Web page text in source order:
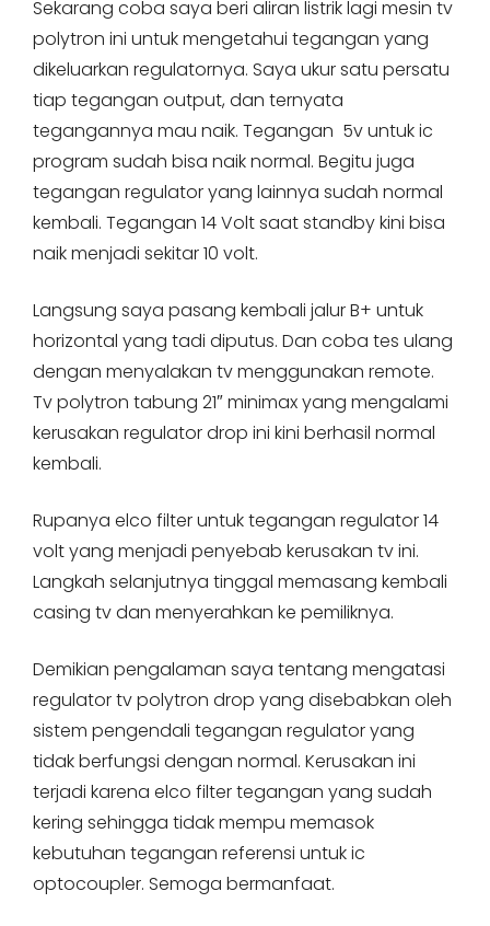
Sekarang coba saya beri aliran listrik lagi mesin tv
polytron ini untuk mengetahui tegangan yang
dikeluarkan regulatornya. Saya ukur satu persatu
tiap tegangan output, dan ternyata
tegangannya mau naik. Tegangan 5v untuk ic
program sudah bisa naik normal. Begitu juga
tegangan regulator yang lainnya sudah normal
kembali. Tegangan 14 Volt saat standby kini bisa
naik menjadi sekitar 10 volt.
Langsung saya pasang kembali jalur B+ untuk
horizontal yang tadi diputus. Dan coba tes ulang
dengan menyalakan tv menggunakan remote.
Tv polytron tabung 21″ minimax yang mengalami
kerusakan regulator drop ini kini berhasil normal
kembali.
Rupanya elco filter untuk tegangan regulator 14
volt yang menjadi penyebab kerusakan tv ini.
Langkah selanjutnya tinggal memasang kembali
casing tv dan menyerahkan ke pemiliknya.
Demikian pengalaman saya tentang mengatasi
regulator tv polytron drop yang disebabkan oleh
sistem pengendali tegangan regulator yang
tidak berfungsi dengan normal. Kerusakan ini
terjadi karena elco filter tegangan yang sudah
kering sehingga tidak mempu memasok
kebutuhan tegangan referensi untuk ic
optocoupler. Semoga bermanfaat.